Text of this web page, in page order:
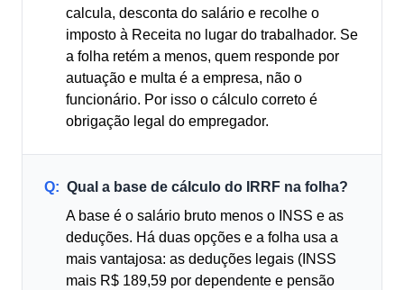
calcula, desconta do salário e recolhe o
imposto à Receita no lugar do trabalhador. Se
a folha retém a menos, quem responde por
autuação e multa é a empresa, não o
funcionário. Por isso o cálculo correto é
obrigação legal do empregador.
Q: Qual a base de cálculo do IRRF na folha?
A base é o salário bruto menos o INSS e as
deduções. Há duas opções e a folha usa a
mais vantajosa: as deduções legais (INSS
mais R$ 189,59 por dependente e pensão